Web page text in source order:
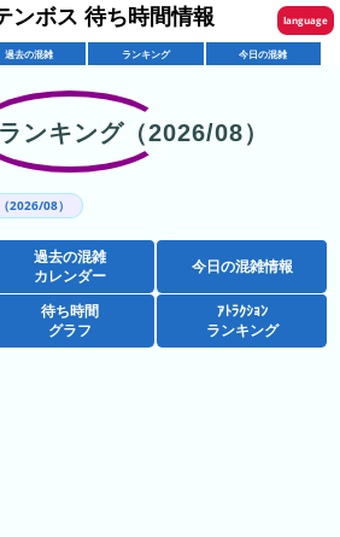
English
한국어
ภาษาไทย
日本語
ンボス 待ち時間情報 language
過去の混雑 ランキング 今日の混雑
ンキング（2026/08）
2026/08）
過去の混雑
カレンダー
今日の混雑情報
待ち時間
グラフ
ｱﾄﾗｸｼｮﾝ
ランキング